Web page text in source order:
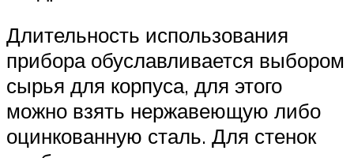
Длительность использования
прибора обуславливается выбором
сырья для корпуса, для этого
можно взять нержавеющую либо
оцинкованную сталь. Для стенок